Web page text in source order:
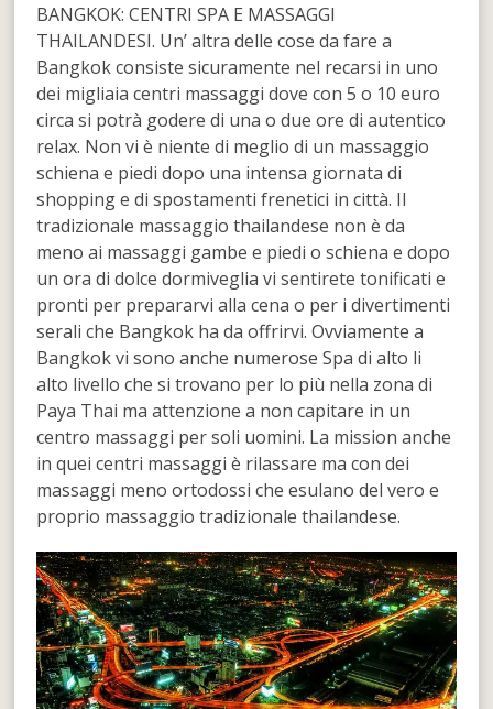
BANGKOK: CENTRI SPA E MASSAGGI
THAILANDESI. Un’ altra delle cose da fare a
Bangkok consiste sicuramente nel recarsi in uno
dei migliaia centri massaggi dove con 5 o 10 euro
circa si potrà godere di una o due ore di autentico
relax. Non vi è niente di meglio di un massaggio
schiena e piedi dopo una intensa giornata di
shopping e di spostamenti frenetici in città. Il
tradizionale massaggio thailandese non è da
meno ai massaggi gambe e piedi o schiena e dopo
un ora di dolce dormiveglia vi sentirete tonificati e
pronti per prepararvi alla cena o per i divertimenti
serali che Bangkok ha da offrirvi. Ovviamente a
Bangkok vi sono anche numerose Spa di alto li
alto livello che si trovano per lo più nella zona di
Paya Thai ma attenzione a non capitare in un
centro massaggi per soli uomini. La mission anche
in quei centri massaggi è rilassare ma con dei
massaggi meno ortodossi che esulano del vero e
proprio massaggio tradizionale thailandese.